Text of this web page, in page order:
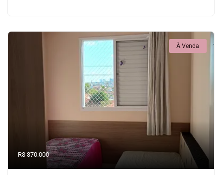
À Venda
R$ 370.000